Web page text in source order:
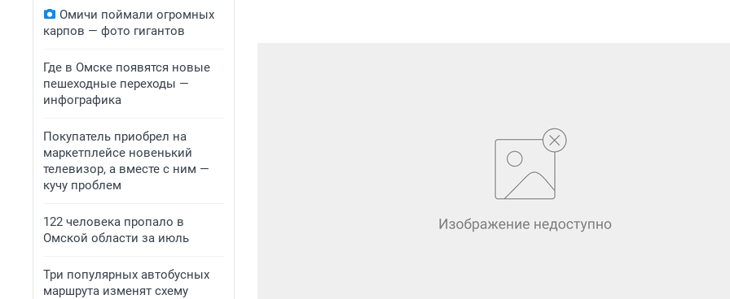
Омичи поймали огромных
карпов — фото гигантов
Где в Омске появятся новые
пешеходные переходы —
инфографика
Покупатель приобрел на
маркетплейсе новенький
телевизор, а вместе с ним —
кучу проблем
122 человека пропало в
Омской области за июль
Три популярных автобусных
маршрута изменят схему